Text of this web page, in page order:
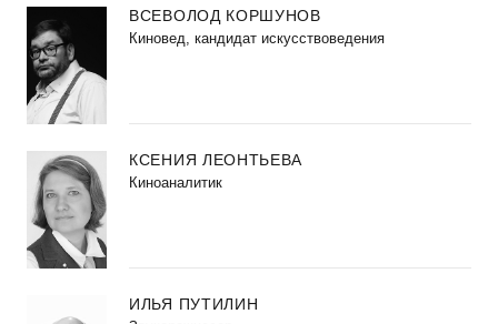
ВСЕВОЛОД КОРШУНОВ
Киновед, кандидат искусствоведения
КСЕНИЯ ЛЕОНТЬЕВА
Киноаналитик
ИЛЬЯ ПУТИЛИН